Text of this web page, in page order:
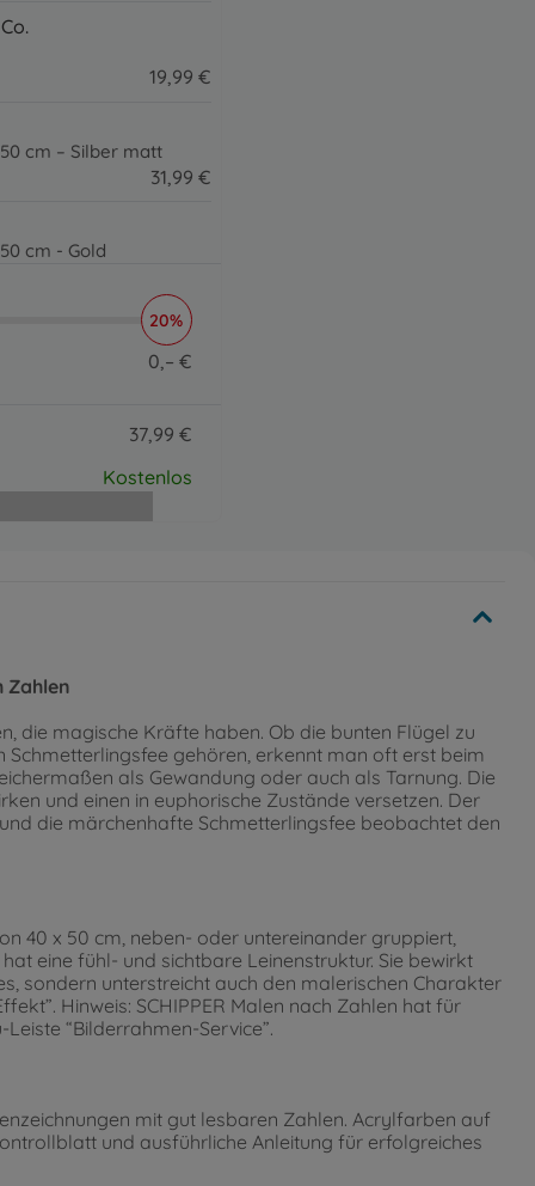
Zahlen
die magische Kräfte haben. Ob die bunten Flügel zu
gehören, erkennt man oft erst beim
als Gewandung oder auch als Tarnung. Die
und einen in euphorische Zustände versetzen. Der
die märchenhafte Schmetterlingsfee beobachtet den
40 x 50 cm, neben- oder untereinander gruppiert,
eine fühl- und sichtbare Leinenstruktur. Sie bewirkt
sondern unterstreicht auch den malerischen Charakter
Hinweis: SCHIPPER Malen nach Zahlen hat für
“Bilderrahmen-Service”.
mit gut lesbaren Zahlen. Acrylfarben auf
und ausführliche Anleitung für erfolgreiches
19,99 €
cm – Silber matt
31 99 €
cm - Gold
31.99 EUR
16
20%
0,– €
37,99 €
Kostenlos